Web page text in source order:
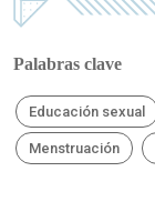
Palabras clave
Educación sexual
Menstruación